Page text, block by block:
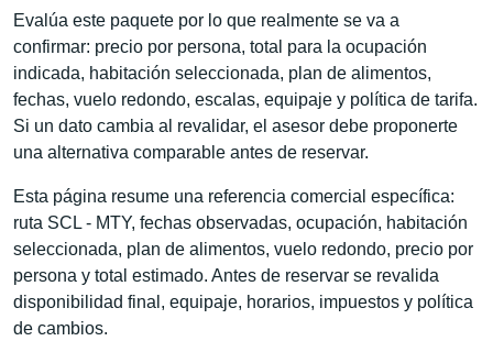
Evalúa este paquete por lo que realmente se va a
confirmar: precio por persona, total para la ocupación
indicada, habitación seleccionada, plan de alimentos,
fechas, vuelo redondo, escalas, equipaje y política de tarifa.
Si un dato cambia al revalidar, el asesor debe proponerte
una alternativa comparable antes de reservar.
Esta página resume una referencia comercial específica:
ruta SCL - MTY, fechas observadas, ocupación, habitación
seleccionada, plan de alimentos, vuelo redondo, precio por
persona y total estimado. Antes de reservar se revalida
disponibilidad final, equipaje, horarios, impuestos y política
de cambios.